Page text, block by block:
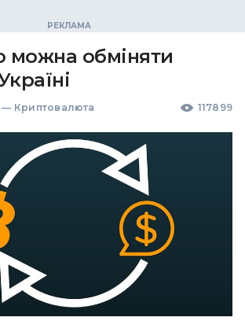
можна обміняти
— Криптовалюта 117899